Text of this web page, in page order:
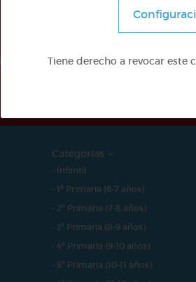
de este proyecto ha
Categorías
- Infantil
- 1º Primaria (6-7 años)
- 2º Primaria (7-8 años)
- 3º Primaria (8-9 años)
- 4º Primaria (9-10 años)
- 5º Primaria (10-11 años)
Tiene derecho a revocar